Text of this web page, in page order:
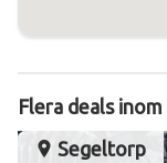
Flera deals inom
Segeltorp